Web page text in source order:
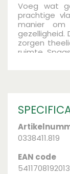
Voeg wat
prachtige
manier
gezelligheid.
zorgen
ruimte.
0338411.819
EAN code
5411708192013